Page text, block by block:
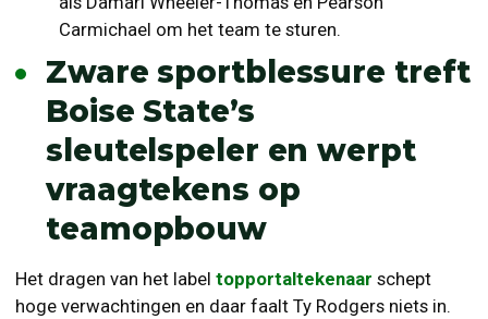
Carmichael om het team te sturen.
Zware sportblessure treft
Boise State’s
sleutelspeler en werpt
vraagtekens op
teamopbouw
Het dragen van het label topportaltekenaar schept
hoge verwachtingen en daar faalt Ty Rodgers niets in.